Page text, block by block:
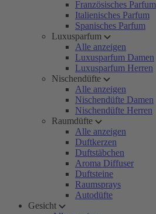
Französisches Parfum
Italienisches Parfum
Spanisches Parfum
Luxusparfum
Alle anzeigen
Luxusparfum Damen
Luxusparfum Herren
Nischendüfte
Alle anzeigen
Nischendüfte Damen
Nischendüfte Herren
Raumdüfte
Alle anzeigen
Duftkerzen
Duftstäbchen
Aroma Diffuser
Duftsteine
Raumsprays
Autodüfte
Gesicht